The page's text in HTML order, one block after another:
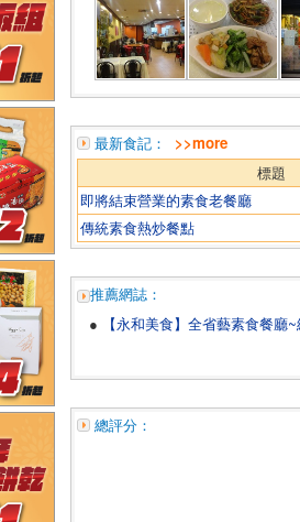
最新食記： >>more
標題
即將結束營業的素食老餐廳
傳統素食熱炒餐點
推薦網誌：
●
【永和美食】全省藝素食餐廳
總評分：